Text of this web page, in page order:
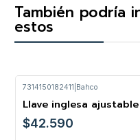
También podría
estos
7314150182411 Bahco
Llave inglesa
$42.590